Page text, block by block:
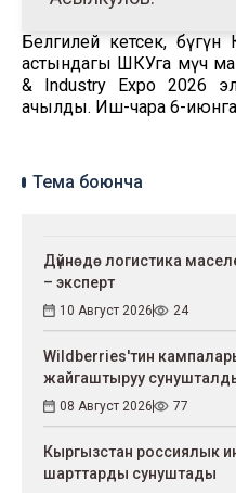
Белгилей кетсек, бүгүн
астындагы ШКУга мүчө
& Industry Expo 2026 эл
ачылды. Иш-чара 6-июнга
Тема боюнча
Дүйнөдө логистика
– эксперт
10 Август 2026 24
Wildberries'тин
жайгаштыруу
08 Август 2026 77
Кыргызстан россиялык
шарттарды сунуштады